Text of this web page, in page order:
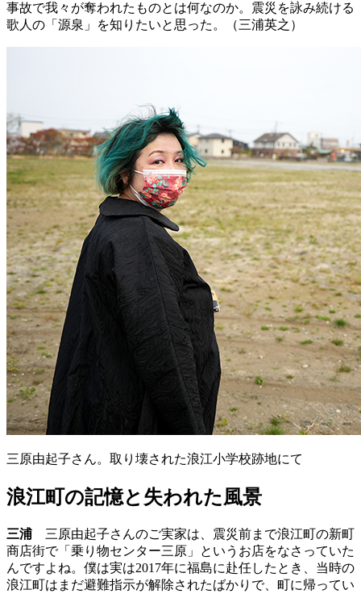
事故で我々が奪われたものとは何なのか。震災を詠み続ける
歌人の「源泉」を知りたいと思った。（三浦英之）
三原由起子さん。取り壊された浪江小学校跡地にて
浪江町の記憶と失われた風景
三浦 三原由起子さんのご実家は、震災前まで浪江町の新町
商店街で「乗り物センター三原」というお店をなさっていた
んですよね。僕は実は2017年に福島に赴任したとき、当時の
浪江町はまだ避難指示が解除されたばかりで、町に帰ってい